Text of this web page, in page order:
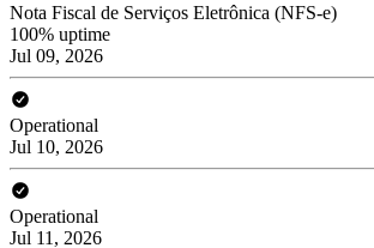
Nota Fiscal de Serviços Eletrônica (NFS-e)
100% uptime
Jul 09, 2026
Operational
Jul 10, 2026
Operational
Jul 11, 2026